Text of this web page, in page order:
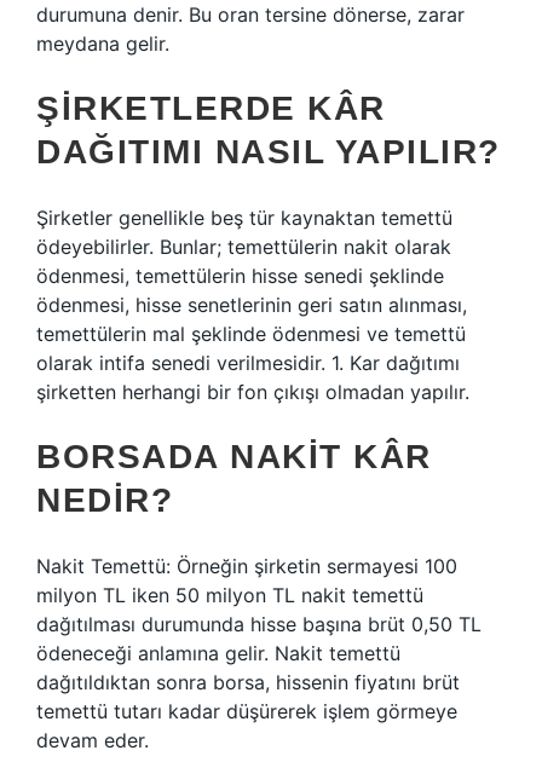
durumuna denir. Bu oran tersine dönerse, zarar
meydana gelir.
ŞIRKETLERDE KÂR
DAĞITIMI NASIL YAPILIR?
Şirketler genellikle beş tür kaynaktan temettü
ödeyebilirler. Bunlar; temettülerin nakit olarak
ödenmesi, temettülerin hisse senedi şeklinde
ödenmesi, hisse senetlerinin geri satın alınması,
temettülerin mal şeklinde ödenmesi ve temettü
olarak intifa senedi verilmesidir. 1. Kar dağıtımı
şirketten herhangi bir fon çıkışı olmadan yapılır.
BORSADA NAKIT KÂR
NEDIR?
Nakit Temettü: Örneğin şirketin sermayesi 100
milyon TL iken 50 milyon TL nakit temettü
dağıtılması durumunda hisse başına brüt 0,50 TL
ödeneceği anlamına gelir. Nakit temettü
dağıtıldıktan sonra borsa, hissenin fiyatını brüt
temettü tutarı kadar düşürerek işlem görmeye
devam eder.